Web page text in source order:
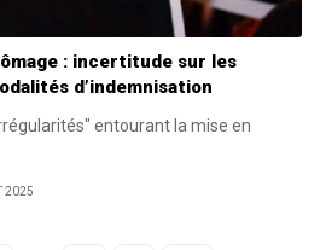
: incertitude sur les
d’indemnisation
entourant la mise en
2025